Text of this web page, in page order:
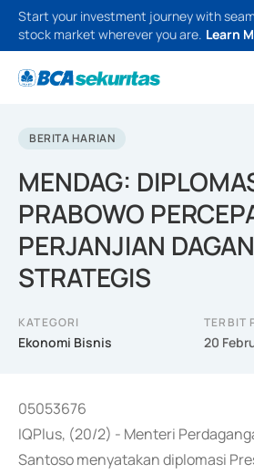
Start your investment journey with
stock market wherever you are. Learn
BERITA HARIAN
MENDAG:
PRABOWO
PERJANJIAN
STRATEGIS
KATEGORI
Ekonomi Bisnis
TERBIT
20
05053676
IQPlus, (20/2) - Menteri
Santoso menyatakan diplomasi